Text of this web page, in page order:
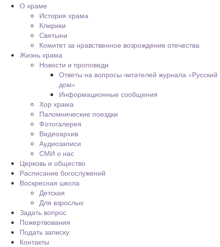
О храме
История храма
Клирики
Святыни
Комитет за нравственное возрождение отечества
Жизнь храма
Новости и проповеди
Ответы на вопросы читателей журнала «Русский
дом»
Информационные сообщения
Хор храма
Паломнические поездки
Фотогалерея
Видеоархив
Аудиозаписи
СМИ о нас
Церковь и общество
Расписание богослужений
Воскресная школа
Детская
Для взрослых
Задать вопрос
Пожертвования
Подать записку
Контакты